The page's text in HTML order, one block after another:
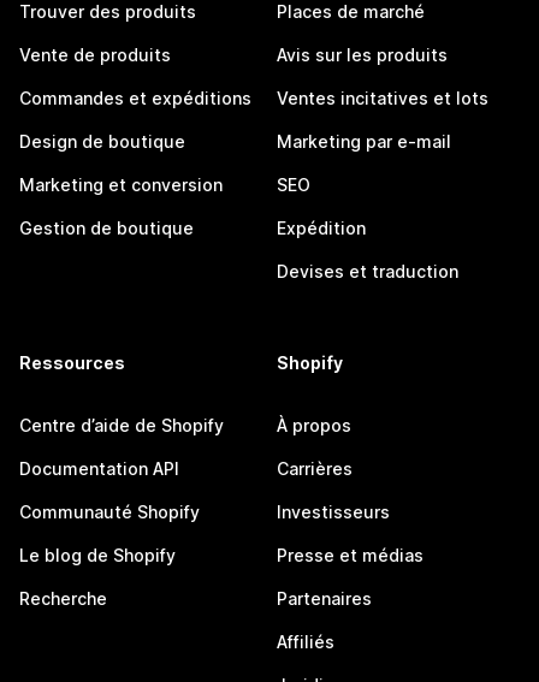
Trouver des produits
Vente de produits
Commandes et expéditions
Design de boutique
Marketing et conversion
Gestion de boutique
Places de marché
Avis sur les produits
Ventes incitatives et lots
Marketing par e-mail
SEO
Expédition
Devises et traduction
Ressources
Centre d’aide de Shopify
Documentation API
Communauté Shopify
Le blog de Shopify
Recherche
Shopify
À propos
Carrières
Investisseurs
Presse et médias
Partenaires
Affiliés